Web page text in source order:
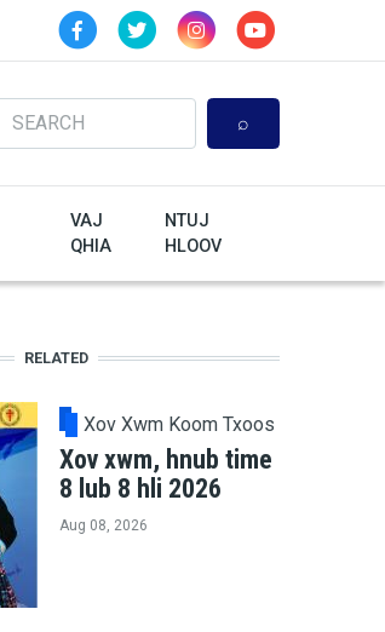
Search
VAJ
QHIA
NTUJ
HLOOV
RELATED
Xov Xwm Koom Txoos
Xov xwm, hnub time
8 lub 8 hli 2026
Aug 08, 2026